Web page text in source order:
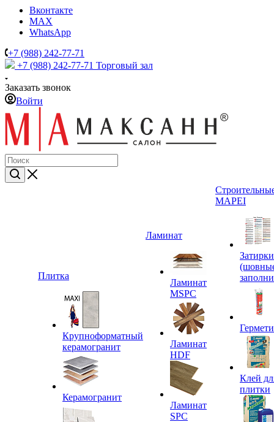
Вконтакте
MAX
WhatsApp
+7 (988) 242-77-71
+7 (988) 242-77-71 Торговый зал
Заказать звонок
Войти
Плитка
Крупноформатный
керамогранит
Керамогранит
Ламинат
Ламинат
MSPC
Ламинат
HDF
Ламинат
SPC
MAPEI
Затирки
Клей
плитки